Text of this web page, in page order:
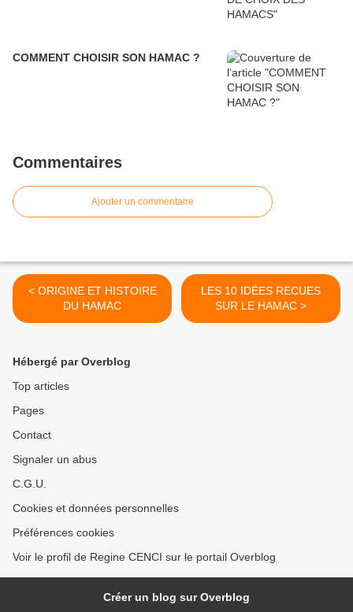
COMMENT CHOISIR SON HAMAC ?
Commentaires
Ajouter un commentaire
< ORIGINE ET HISTOIRE
DU HAMAC
LES 10 IDÉES RECUES
SUR LE HAMAC >
Hébergé par Overblog
Top articles
Pages
Contact
Signaler un abus
C.G.U.
Cookies et données personnelles
Préférences cookies
Voir le profil de Regine CENCI sur le portail Overblog
Créer un blog sur Overblog